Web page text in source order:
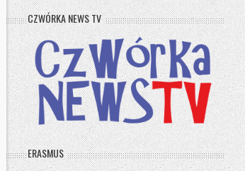
CZWÓRKA NEWS TV
ERASMUS